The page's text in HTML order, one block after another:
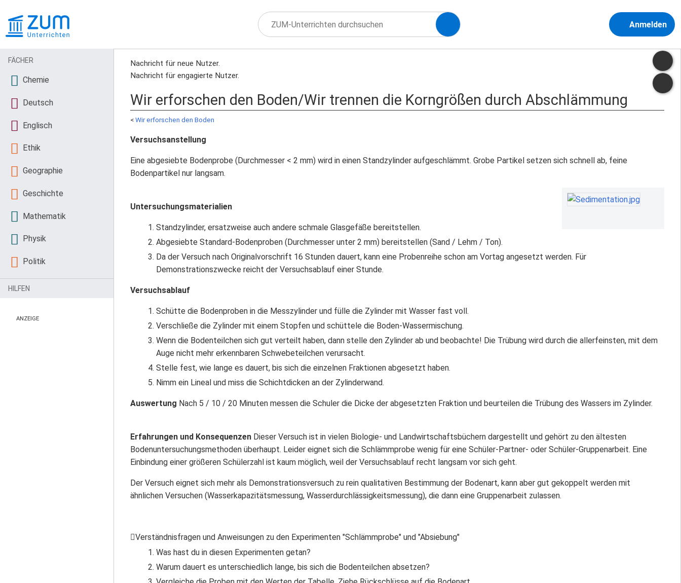
Anmelden
Nachricht für neue Nutzer.
Nachricht für engagierte Nutzer.
Wir erforschen den Boden/Wir trennen die Korngrößen durch Abschlämmung
< Wir erforschen den Boden
Versuchsanstellung
Eine abgesiebte Bodenprobe (Durchmesser < 2 mm) wird in einen Standzylinder aufgeschlämmt. Grobe Partikel setzen sich schnell ab, feine
Bodenpartikel nur langsam.
Untersuchungsmaterialien
Standzylinder, ersatzweise auch andere schmale Glasgefäße bereitstellen.
Abgesiebte Standard-Bodenproben (Durchmesser unter 2 mm) bereitstellen (Sand / Lehm / Ton).
Da der Versuch nach Originalvorschrift 16 Stunden dauert, kann eine Probenreihe schon am Vortag angesetzt werden. Für
Demonstrationszwecke reicht der Versuchsablauf einer Stunde.
Versuchsablauf
Schütte die Bodenproben in die Messzylinder und fülle die Zylinder mit Wasser fast voll.
Verschließe die Zylinder mit einem Stopfen und schüttele die Boden-Wassermischung.
Wenn die Bodenteilchen sich gut verteilt haben, dann stelle den Zylinder ab und beobachte! Die Trübung wird durch die allerfeinsten, mit dem
Auge nicht mehr erkennbaren Schwebeteilchen verursacht.
Stelle fest, wie lange es dauert, bis sich die einzelnen Fraktionen abgesetzt haben.
Nimm ein Lineal und miss die Schichtdicken an der Zylinderwand.
Auswertung Nach 5 / 10 / 20 Minuten messen die Schuler die Dicke der abgesetzten Fraktion und beurteilen die Trübung des Wassers im Zylinder.
Erfahrungen und Konsequenzen Dieser Versuch ist in vielen Biologie- und Landwirtschaftsbüchern dargestellt und gehört zu den ältesten
Bodenuntersuchungsmethoden überhaupt. Leider eignet sich die Schlämmprobe wenig für eine Schüler-Partner- oder Schüler-Gruppenarbeit. Eine
Einbindung einer größeren Schülerzahl ist kaum möglich, weil der Versuchsablauf recht langsam vor sich geht.
Der Versuch eignet sich mehr als Demonstrationsversuch zu rein qualitativen Bestimmung der Bodenart, kann aber gut gekoppelt werden mit
ähnlichen Versuchen (Wasserkapazitätsmessung, Wasserdurchlässigkeitsmessung), die dann eine Gruppenarbeit zulassen.
Verständnisfragen und Anweisungen zu den Experimenten "Schlämmprobe" und "Absiebung"
Was hast du in diesen Experimenten getan?
Warum dauert es unterschiedlich lange, bis sich die Bodenteilchen absetzen?
FÄCHER
Chemie
Deutsch
Englisch
Ethik
Geographie
Geschichte
Mathematik
Physik
Politik
HILFEN
ANZEIGE